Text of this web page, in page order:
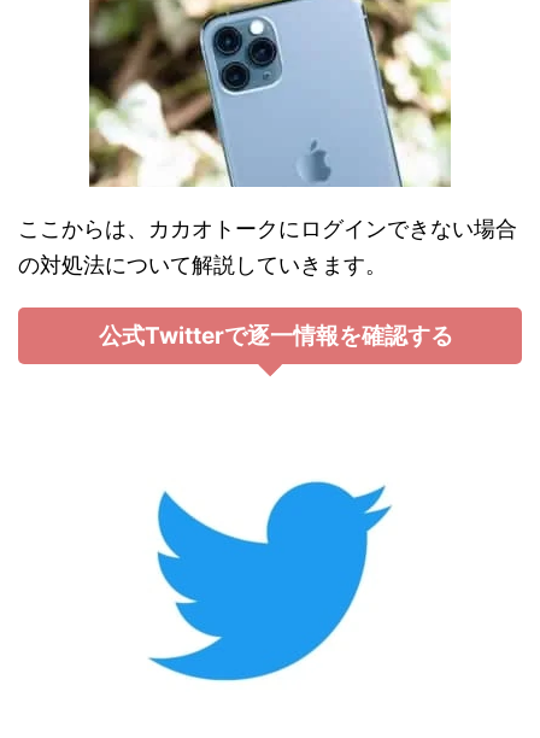
ここからは、カカオトークにログインできない場合
の対処法について解説していきます。
公式Twitterで逐一情報を確認する